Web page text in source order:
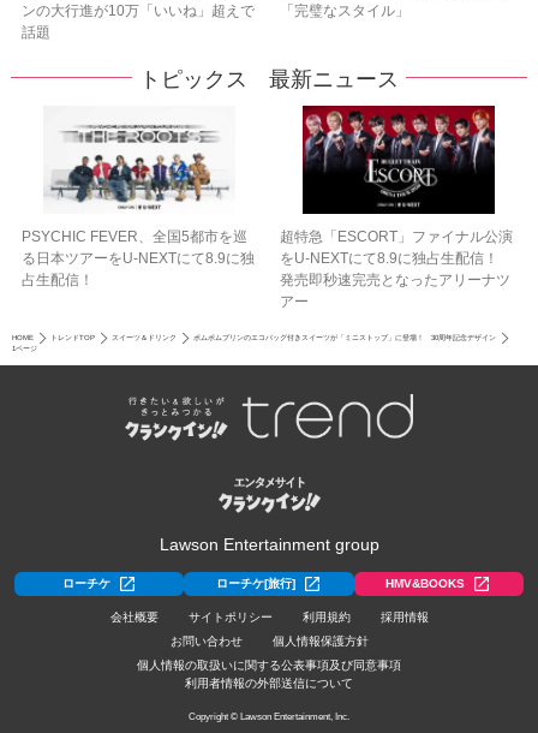
ンの大行進が10万「いいね」超えで
話題
「完璧なスタイル」
トピックス 最新ニュース
PSYCHIC FEVER、全国5都市を巡
る日本ツアーをU‐NEXTにて8.9に独
占生配信！
超特急「ESCORT」ファイナル公演
をU-NEXTにて8.9に独占生配信！
発売即秒速完売となったアリーナツ
アー
HOME トレンドTOP スイーツ＆ドリンク
ポムポムプリンのエコバッグ付きスイーツが「ミニストップ」に登場！ 30周年記念デザイン
1ページ
Lawson Entertainment group
ローチケ ローチケ[旅行] HMV&BOOKS
会社概要 サイトポリシー 利用規約
採用情報
お問い合わせ
個人情報保護方針
個人情報の取扱いに関する公表事項及び同意事項
利用者情報の外部送信について
Copyright © Lawson Entertainment, Inc.